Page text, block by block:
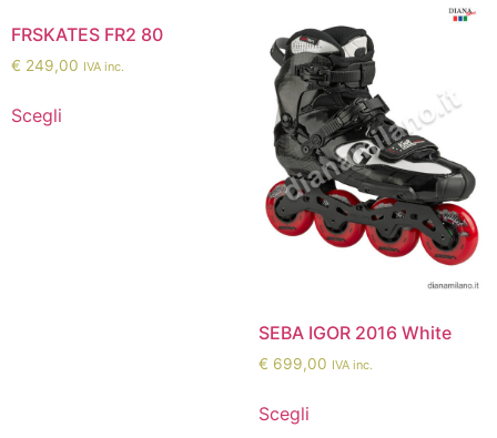
FRSKATES FR2 80
€ 249,00 IVA inc.
Scegli
SEBA IGOR 2016 White
€ 699,00 IVA inc.
Scegli